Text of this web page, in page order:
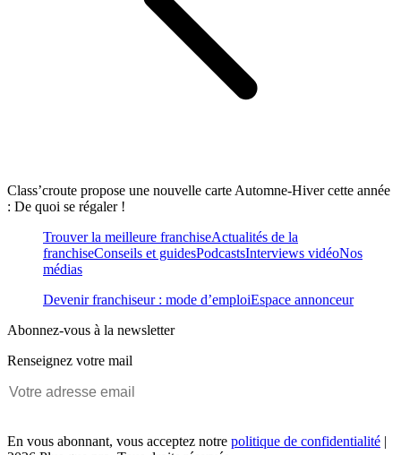
Class’croute propose une nouvelle carte Automne-Hiver cette année
: De quoi se régaler !
Trouver la meilleure franchiseActualités de la
franchiseConseils et guidesPodcastsInterviews vidéoNos
médias
Devenir franchiseur : mode d’emploiEspace annonceur
Abonnez-vous à la newsletter
Renseignez votre mail
En vous abonnant, vous acceptez notre politique de confidentialité